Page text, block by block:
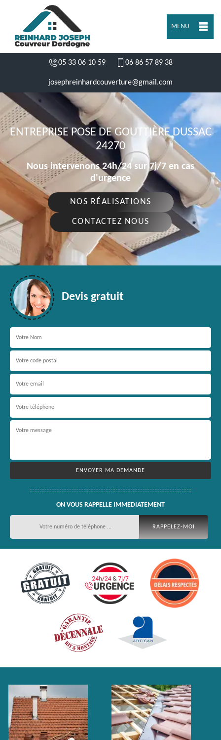
MENU
05 33 06 10 59 06 86 57 89 38
josephreinhardcouverture@gmail.com
ENTREPRISE POSE DE GOUTTIÈRE DUSSAC
24270
Nous intervenons 24h/24 sur 7j/7 en cas
d'urgence
NOS RÉALISATIONS
CONTACTEZ NOUS
Devis gratuit
ON VOUS RAPPELLE IMMEDIATEMENT